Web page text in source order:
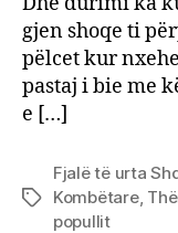
gjen shoqe ti
pëlcet kur
pastaj i bie me
e […]
Tags
Fjalë të urta
Kombëtare,
popullit